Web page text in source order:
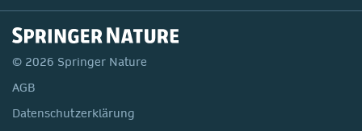
© 2026 Springer Nature
AGB
Datenschutzerklärung